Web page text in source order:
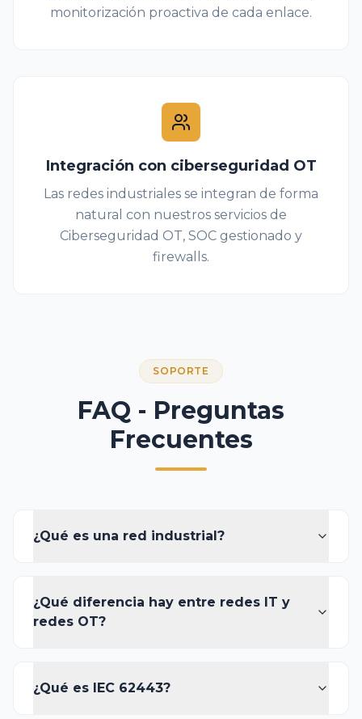
monitorización proactiva de cada enlace.
Integración con ciberseguridad OT
Las redes industriales se integran de forma
natural con nuestros servicios de
Ciberseguridad OT, SOC gestionado y
firewalls.
SOPORTE
FAQ - Preguntas
Frecuentes
¿Qué es una red industrial?
¿Qué diferencia hay entre redes IT y
redes OT?
¿Qué es IEC 62443?